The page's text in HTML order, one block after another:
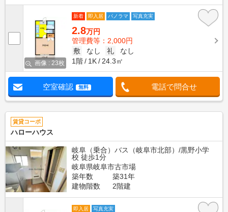
画像 : 23枚
新着 即入居 パノラマ 写真充実
2.8万円
管理費等：2,000円
敷
なし 礼
なし
1階
1K 24.3㎡
空室確認 無料 電話で問合せ
賃貸コーポ
ハローハウス
岐阜（乗合）バス（岐阜市北部）/黒野小学
校 徒歩1分
岐阜県岐阜市古市場
築年数
築31年
建物階数
2階建
即入居 写真充実